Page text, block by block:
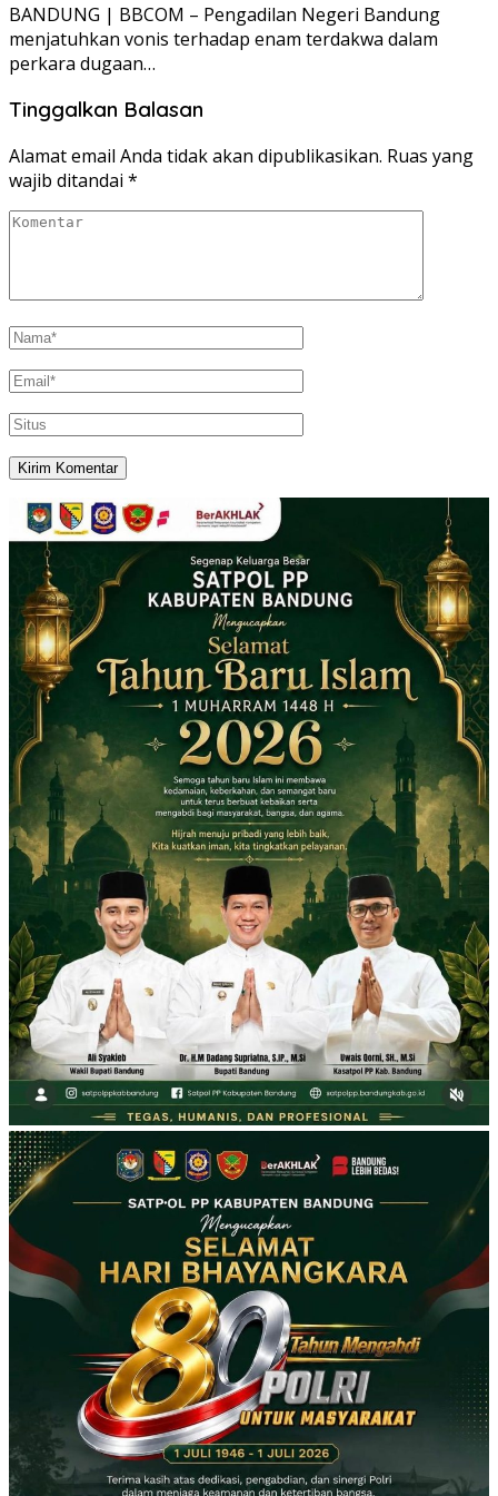
BANDUNG | BBCOM – Pengadilan Negeri Bandung
menjatuhkan vonis terhadap enam terdakwa dalam
perkara dugaan…
Tinggalkan Balasan
Alamat email Anda tidak akan dipublikasikan. Ruas yang
wajib ditandai *